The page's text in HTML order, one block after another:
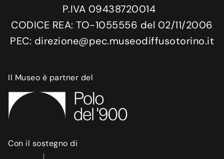
P.IVA 09438720014
CODICE REA: TO-1055556 del 02/11/2006
PEC: direzione@pec.museodiffusotorino.it
Il Museo è partner del
Con il sostegno di